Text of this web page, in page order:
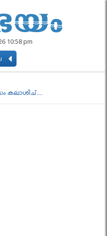
10:58 pm
കലാശിച്....